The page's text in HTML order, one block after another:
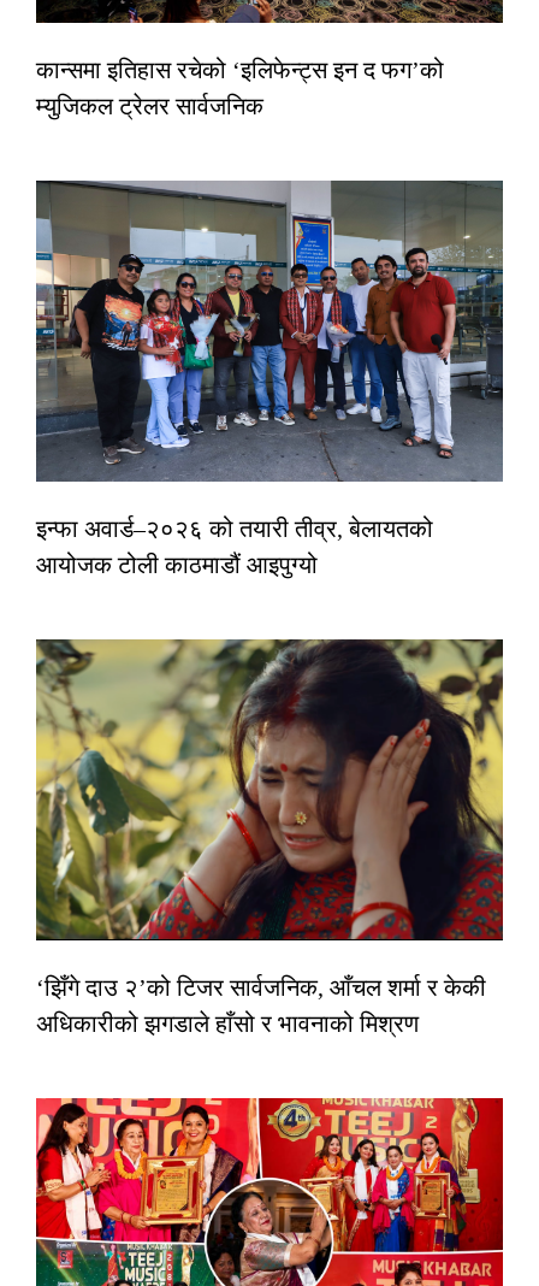
कान्समा इतिहास रचेको ‘इलिफेन्ट्स इन द फग’को
म्युजिकल ट्रेलर सार्वजनिक
इन्फा अवार्ड–२०२६ को तयारी तीव्र, बेलायतको
आयोजक टोली काठमाडौं आइपुग्यो
‘झिँगे दाउ २’को टिजर सार्वजनिक, आँचल शर्मा र केकी
अधिकारीको झगडाले हाँसो र भावनाको मिश्रण